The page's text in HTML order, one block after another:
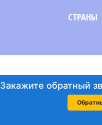
СТРАНЫ
Закажите обратный